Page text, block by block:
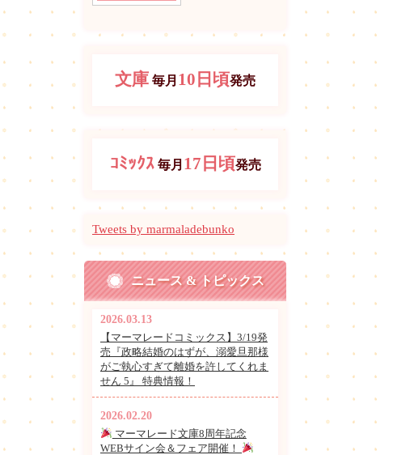
文庫 毎月 10日頃発売
ｺﾐｯｸｽ毎月 17日頃発売
Tweets by marmaladebunko
ニュース & トピックス
2026.03.13
【マーマレードコミックス】3/19発
売『政略結婚のはずが、溺愛旦那様
がご執心すぎて離婚を許してくれま
せん 5』 特典情報！
2026.02.20
マーマレード文庫8周年記念
WEBサイン会＆フェア開催！